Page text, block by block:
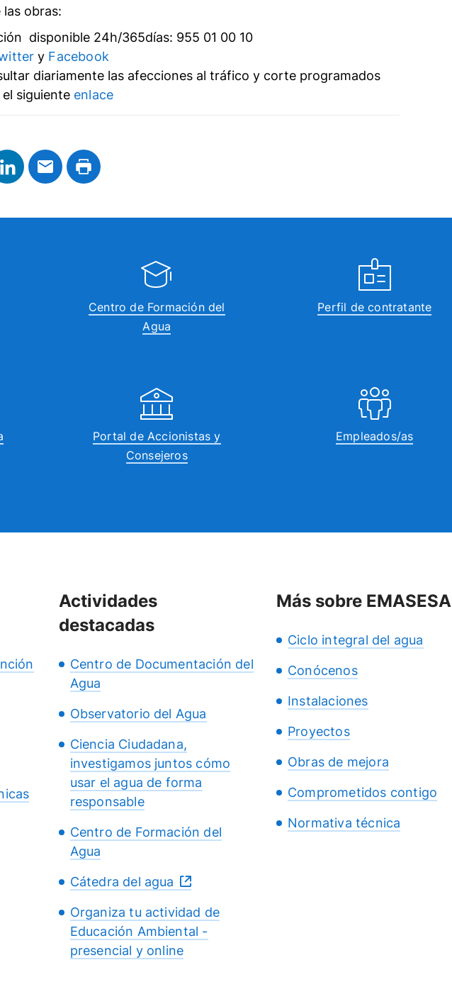
obras:
disponible 24h/365días: 955 01 00 10
y Facebook
diariamente las afecciones al tráfico y corte programados
siguiente enlace
Centro de Formación del
Agua
Perfil de contratante
Portal de Accionistas y
Consejeros
Empleados/as
Actividades
destacadas
Centro de Documentación del
Agua
Observatorio del Agua
Ciencia Ciudadana,
investigamos juntos cómo
usar el agua de forma
responsable
Centro de Formación del
Agua
Cátedra del agua
Organiza tu actividad de
Educación Ambiental -
presencial y online
Más sobre EMASESA
Ciclo integral del agua
Conócenos
Instalaciones
Proyectos
Obras de mejora
Comprometidos contigo
Normativa técnica